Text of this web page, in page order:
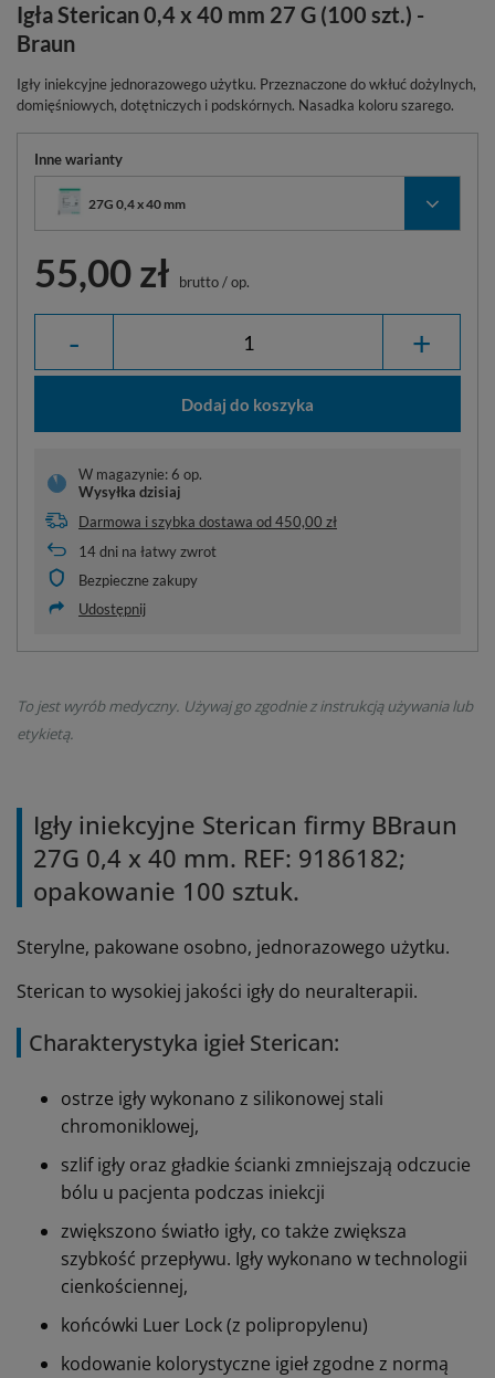
Igła Sterican 0,4 x 40 mm 27 G (100 szt.) -
Braun
Igły iniekcyjne jednorazowego użytku. Przeznaczone do wkłuć dożylnych,
domięśniowych, dotętniczych i podskórnych. Nasadka koloru szarego.
Inne warianty
27G 0,4 x 40 mm
55,00 zł brutto/op.
- +
Dodaj do koszyka
W magazynie: 6 op.
Wysyłka dzisiaj
Darmowa i szybka dostawa od450,00 zł
14dni na łatwy zwrot
Bezpieczne zakupy
Udostępnij
To jest wyrób medyczny. Używaj go zgodnie z instrukcją używania lub
etykietą.
Igły iniekcyjne Sterican firmy BBraun
27G 0,4 x 40 mm. REF: 9186182;
opakowanie 100 sztuk.
Sterylne, pakowane osobno, jednorazowego użytku.
Sterican to wysokiej jakości igły do neuralterapii.
Charakterystyka igieł Sterican:
ostrze igły wykonano z silikonowej stali
chromoniklowej,
szlif igły oraz gładkie ścianki zmniejszają odczucie
bólu u pacjenta podczas iniekcji
zwiększono światło igły, co także zwiększa
szybkość przepływu. Igły wykonano w technologii
cienkościennej,
końcówki Luer Lock (z polipropylenu)
kodowanie kolorystyczne igieł zgodne z normą